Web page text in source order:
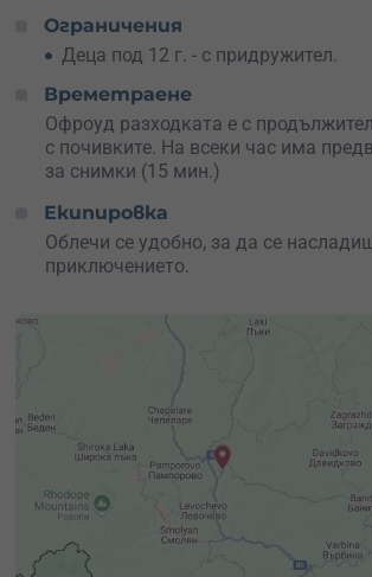
Ограничения
Деца под 12 г. - с придружител.
Времетраене
Офроуд разходката е с
с почивките. На всеки час има
за снимки (15 мин.)
Екипировка
Облечи се удобно, за да се
приключението.